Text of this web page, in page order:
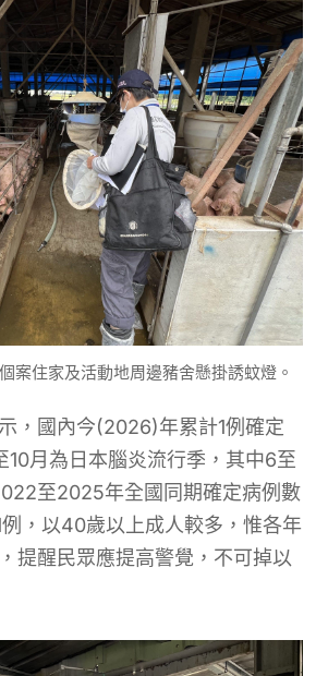
案住家及活動地周邊豬舍懸掛誘蚊燈。
，國內今(2026)年累計1例確定
10月為日本腦炎流行季，其中6至
至2025年全國同期確定病例數
，以40歲以上成人較多，惟各年
提醒民眾應提高警覺，不可掉以